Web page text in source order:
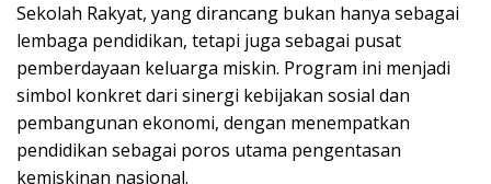
Sekolah Rakyat, yang dirancang bukan hanya sebagai
lembaga pendidikan, tetapi juga sebagai pusat
pemberdayaan keluarga miskin. Program ini menjadi
simbol konkret dari sinergi kebijakan sosial dan
pembangunan ekonomi, dengan menempatkan
pendidikan sebagai poros utama pengentasan
kemiskinan nasional.